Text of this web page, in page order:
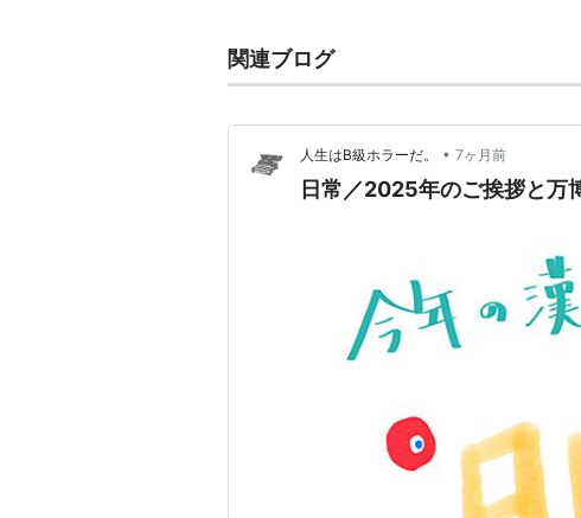
関連ブログ
人生はB級ホラーだ。 • 7ヶ月前
日常／2025年のご挨拶と万